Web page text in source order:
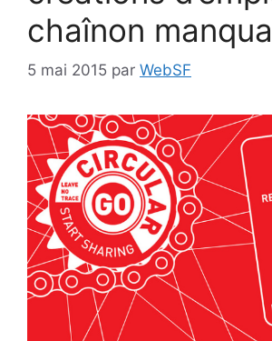
chaînon
5 mai 2015 par WebSF